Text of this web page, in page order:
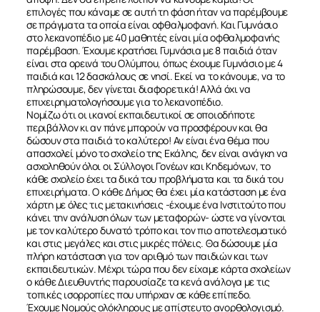
επιλογές που κάναμε σε αυτή τη φάση ήταν να παρέμβουμε
σε πράγματα τα οποία είναι οφθαλμοφανή. Και Γυμνάσιο
στο λεκανοπέδιο με 40 μαθητές είναι μία οφθαλμοφανής
παρέμβαση. Έχουμε κρατήσει Γυμνάσια με 8 παιδιά όταν
είναι στα ορεινά του Ολύμπου, όπως έχουμε Γυμνάσιο με 4
παιδιά και 12 δασκάλους σε νησί. Εκεί να το κάνουμε, να το
πληρώσουμε, δεν γίνεται διαφορετικά! Αλλά όχι να
επιχειρηματολογήσουμε για το λεκανοπέδιο.
Νομίζω ότι οι ικανοί εκπαιδευτικοί σε οποιοδήποτε
περιβάλλον κι αν πάνε μπορούν να προσφέρουν και θα
δώσουν στα παιδιά το καλύτερο! Αν είναι ένα θέμα που
απασχολεί μόνο το σχολείο της Εκάλης, δεν είναι ανάγκη να
ασχοληθούν όλοι οι Σύλλογοι Γονέων και Κηδεμόνων, το
κάθε σχολείο έχει τα δικά του προβλήματα και τα δικά του
επιχειρήματα. Ο κάθε Δήμος θα έχει μία κατάσταση με ένα
χάρτη με όλες τις μετακινήσεις -έχουμε ένα Ινστιτούτο που
κάνει την ανάλυση όλων των μεταφορών- ώστε να γίνονται
με τον καλύτερο δυνατό τρόπο και τον πιο αποτελεσματικό
και στις μεγάλες και στις μικρές πόλεις. Θα δώσουμε μία
πλήρη κατάσταση για τον αριθμό των παιδιών και των
εκπαιδευτικών. Μέχρι τώρα που δεν είχαμε κάρτα σχολείων
ο κάθε Διευθυντής παρουσίαζε τα κενά ανάλογα με τις
τοπικές ισορροπίες που υπήρχαν σε κάθε επίπεδο.
Έχουμε Νομούς ολόκληρους με απίστευτο ανορθολογισμό.